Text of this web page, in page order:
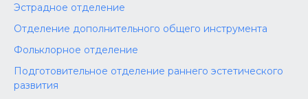
Эстрадное отделение
Отделение дополнительного общего инструмента
Фольклорное отделение
Подготовительное отделение раннего эстетического
развития